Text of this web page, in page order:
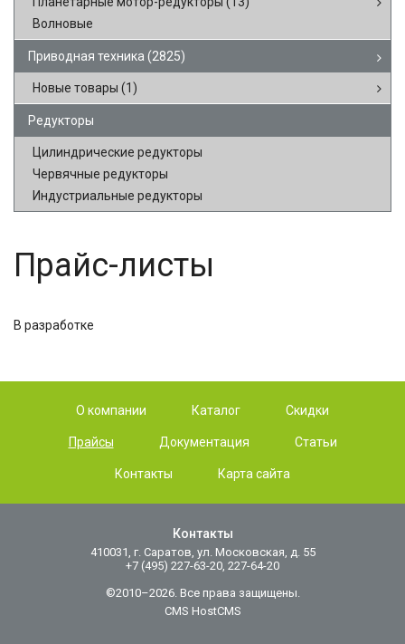
Волновые
Приводная техника (2825)
Новые товары (1)
Редукторы
Цилиндрические редукторы
Червячные редукторы
Индустриальные редукторы
Прайс-листы
В разработке
О компании Каталог Скидки
Прайсы Документация Статьи
Контакты Карта сайта
Контакты
410031, г. Саратов, ул. Московская, д. 55
+7 (495) 227-63-20, 227-64-20
©2010–2026. Все права защищены.
CMS HostCMS